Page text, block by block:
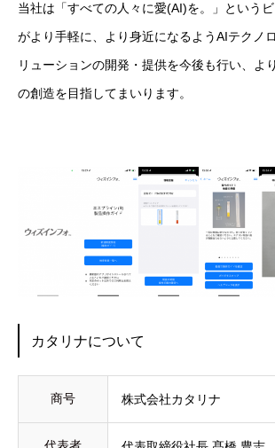
当社は「すべての人々に愛(AI)を。」という
がより手軽に、より身近になるようAIテクノ
リューションの開発・提供を今後も行い、よ
の創造を目指してまいります。
カタリナについて
商号 株式会社カタリナ